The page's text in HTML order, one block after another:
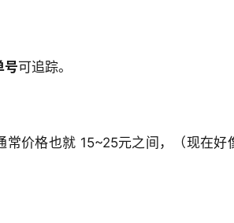
号可追踪。
价格也就 15~25元之间，（现在好